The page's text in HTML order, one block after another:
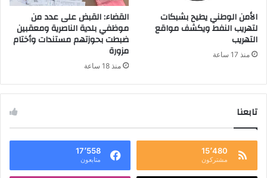
الأمن الوطني يطيح بشبكات
لتهريب النفط ويكشف مواقع
التهريب
منذ 17 ساعة
القضاء: القبض على عدد من
موظفي بلدية الناصرية ومعقبين
ضبطت بحوزتهم مستندات وأختام
مزورة
منذ 18 ساعة
تابعنا
15٬480
مشتركون
17٬558
متابعون